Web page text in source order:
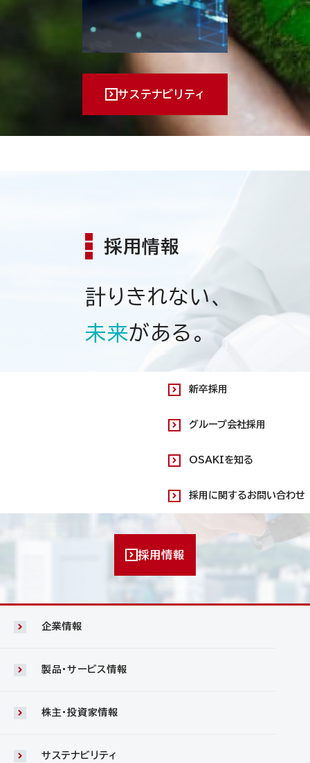
サステナビリティ
採用情報
計りきれない、
未来がある。
新卒採用
グループ会社採用
OSAKIを知る
採用に関するお問い合わせ
採用情報
企業情報
製品・サービス情報
株主・投資家情報
サステナビリティ